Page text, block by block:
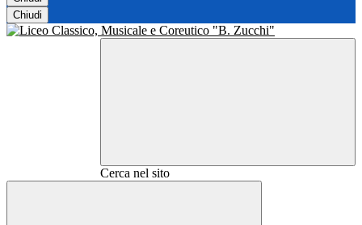
Chiudi
Cerca nel sito